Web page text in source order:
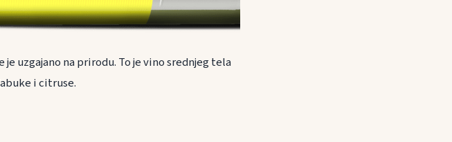
uzgajano na prirodu. To je vino srednjeg tela
i citruse.